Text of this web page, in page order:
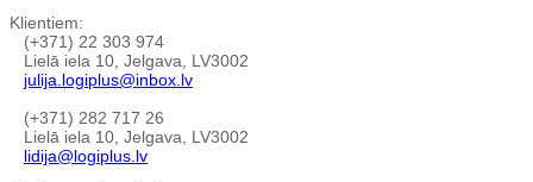
Klientiem:
(+371) 22 303 974
Lielā iela 10, Jelgava, LV3002
julija.logiplus@inbox.lv
(+371) 282 717 26
Lielā iela 10, Jelgava, LV3002
lidija@logiplus.lv